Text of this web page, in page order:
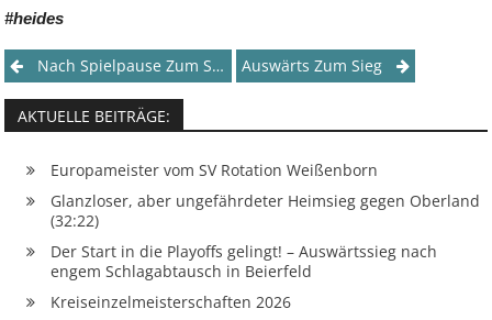
#heides
Post
navigation
Nach Spielpause Zum Sieg Auswärts Zum Sieg
AKTUELLE BEITRÄGE:
Europameister vom SV Rotation Weißenborn
Glanzloser, aber ungefährdeter Heimsieg gegen Oberland
(32:22)
Der Start in die Playoffs gelingt! – Auswärtssieg nach
engem Schlagabtausch in Beierfeld
Kreiseinzelmeisterschaften 2026